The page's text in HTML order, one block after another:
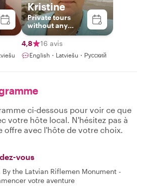
Kristine
Private tours
without any
haste
4,8
16 avis
English・Latviešu・Русский
ci-dessous pour voir ce que
votre hôte local. N'hésitez pas à
offre avec l'hôte de votre choix.
vous
By the Latvian Riflemen Monument -
votre aventure